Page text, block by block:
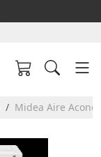
Midea Aire